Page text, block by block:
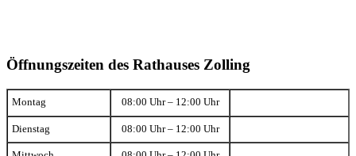
Öffnungszeiten des Rathauses Zolling
Montag 08:00 Uhr – 12:00 Uhr
Dienstag 08:00 Uhr – 12:00 Uhr